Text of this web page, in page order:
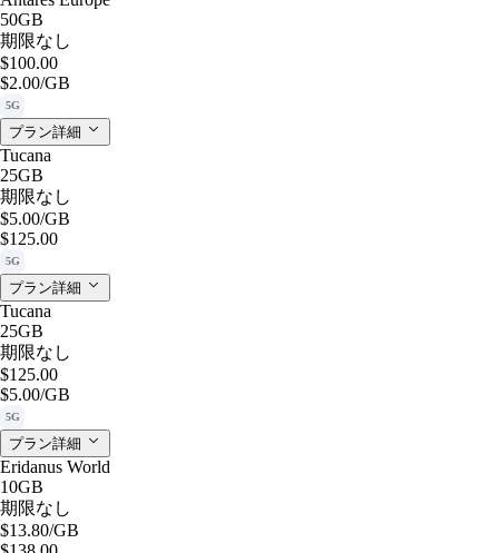
50GB
期限なし
$100.00
$2.00/GB
5G
プラン詳細
Tucana
25GB
期限なし
$5.00/GB
$125.00
5G
プラン詳細
Tucana
25GB
期限なし
$125.00
$5.00/GB
5G
プラン詳細
Eridanus World
10GB
期限なし
$13.80/GB